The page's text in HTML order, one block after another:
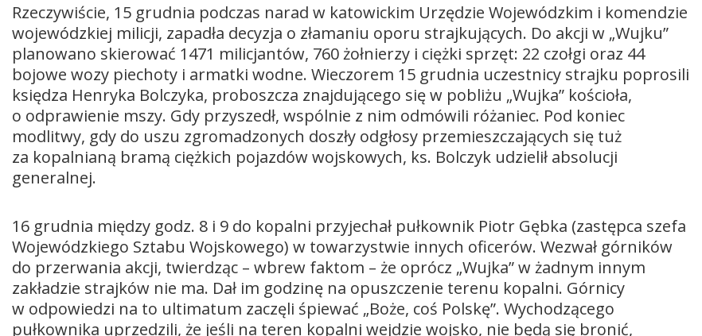
Rzeczywiście, 15 grudnia podczas narad w katowickim Urzędzie Wojewódzkim i komendzie
wojewódzkiej milicji, zapadła decyzja o złamaniu oporu strajkujących. Do akcji w „Wujku”
planowano skierować 1471 milicjantów, 760 żołnierzy i ciężki sprzęt: 22 czołgi oraz 44
bojowe wozy piechoty i armatki wodne. Wieczorem 15 grudnia uczestnicy strajku poprosili
księdza Henryka Bolczyka, proboszcza znajdującego się w pobliżu „Wujka” kościoła,
o odprawienie mszy. Gdy przyszedł, wspólnie z nim odmówili różaniec. Pod koniec
modlitwy, gdy do uszu zgromadzonych doszły odgłosy przemieszczających się tuż
za kopalnianą bramą ciężkich pojazdów wojskowych, ks. Bolczyk udzielił absolucji
generalnej.
16 grudnia między godz. 8 i 9 do kopalni przyjechał pułkownik Piotr Gębka (zastępca szefa
Wojewódzkiego Sztabu Wojskowego) w towarzystwie innych oficerów. Wezwał górników
do przerwania akcji, twierdząc – wbrew faktom – że oprócz „Wujka” w żadnym innym
zakładzie strajków nie ma. Dał im godzinę na opuszczenie terenu kopalni. Górnicy
w odpowiedzi na to ultimatum zaczęli śpiewać „Boże, coś Polskę”. Wychodzącego
pułkownika uprzedzili, że jeśli na teren kopalni wejdzie wojsko, nie będą się bronić,